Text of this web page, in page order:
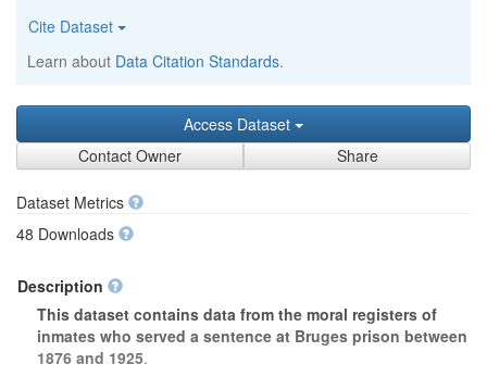
Cite Dataset
Learn about Data Citation Standards.
Access Dataset
Contact Owner
Share
Dataset Metrics
48 Downloads
Description
This dataset contains data from the moral registers of
inmates who served a sentence at Bruges prison between
1876 and 1925.